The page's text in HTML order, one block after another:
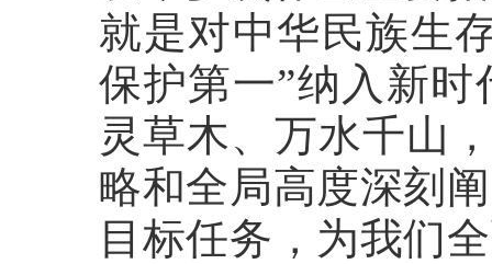
就是对中华民族生
保护第一”纳入新
灵草木、万水千山
略和全局高度深刻
目标任务，为我们